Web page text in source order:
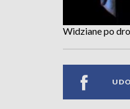
Widziane po